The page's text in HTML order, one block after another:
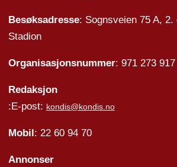
Besøksadresse: Sognsveien 75 A,
Stadion
Organisasjonsnummer: 971 273 917
Redaksjon
:E-post: kondis@kondis.no
Mobil: 22 60 94 70
Annonser